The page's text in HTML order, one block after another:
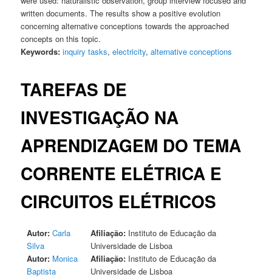
written documents. The results show a positive evolution
concerning alternative conceptions towards the approached
concepts on this topic.
Keywords:inquiry tasks,electricity,alternative conceptions
TAREFAS DE
INVESTIGAÇÃO NA
APRENDIZAGEM DO TEMA
CORRENTE ELÉTRICA E
CIRCUITOS ELÉTRICOS
Autor: Carla
Silva
Afiliação: Instituto de Educação da
Universidade de Lisboa
Autor: Monica
Baptista
Afiliação: Instituto de Educação da
Universidade de Lisboa